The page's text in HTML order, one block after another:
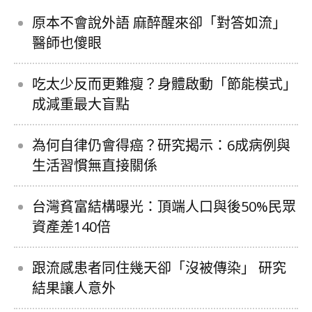
原本不會說外語 麻醉醒來卻「對答如流」
醫師也傻眼
吃太少反而更難瘦？身體啟動「節能模式」
成減重最大盲點
為何自律仍會得癌？研究揭示：6成病例與
生活習慣無直接關係
台灣貧富結構曝光：頂端人口與後50%民眾
資產差140倍
跟流感患者同住幾天卻「沒被傳染」 研究
結果讓人意外